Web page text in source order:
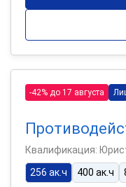
-42% до 17 августа
Квалификация:
256 ак.ч
400 ак.ч